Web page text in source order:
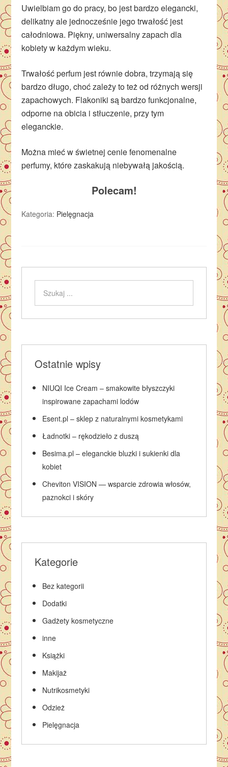
Uwielbiam go do pracy, bo jest bardzo elegancki,
delikatny ale jednocześnie jego trwałość jest
całodniowa. Piękny, uniwersalny zapach dla
kobiety w każdym wieku.
Trwałość perfum jest równie dobra, trzymają się
bardzo długo, choć zależy to też od różnych wersji
zapachowych. Flakoniki są bardzo funkcjonalne,
odporne na obicia i stłuczenie, przy tym
eleganckie.
Można mieć w świetnej cenie fenomenalne
perfumy, które zaskakują niebywałą jakością.
Polecam!
Kategoria: Pielęgnacja
Ostatnie wpisy
NIUQI Ice Cream – smakowite błyszczyki
inspirowane zapachami lodów
Esent.pl – sklep z naturalnymi kosmetykami
Ładnotki – rękodzieło z duszą
Besima.pl – eleganckie bluzki i sukienki dla
kobiet
Cheviton VISION — wsparcie zdrowia włosów,
paznokci i skóry
Kategorie
Bez kategorii
Dodatki
Gadżety kosmetyczne
inne
Książki
Makijaż
Nutrikosmetyki
Odzież
Pielęgnacja